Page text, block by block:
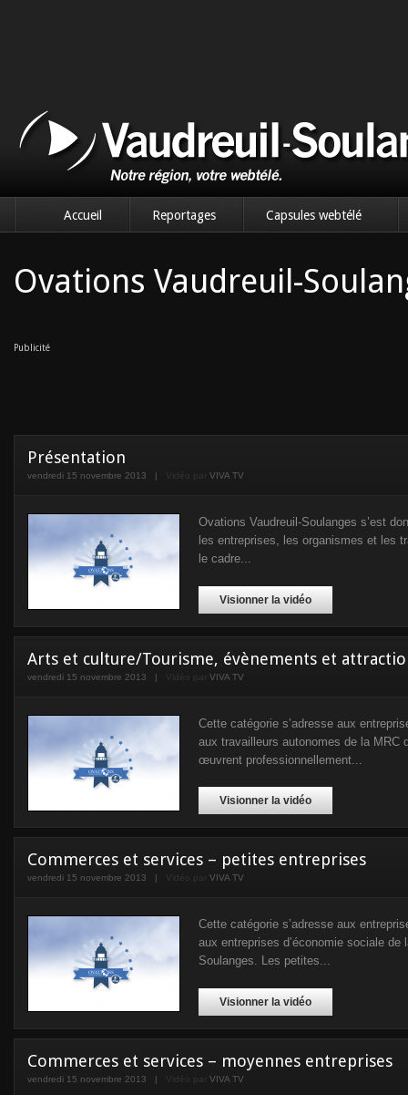
Accueil Reportages Capsules webtélé
Ovations Vaudreuil-
Publicité
Présentation
vendredi 15 novembre 2013 | Vidéo par VIVA TV
Ovations Vaudreuil-Soulanges s’est
les entreprises, les organismes et les
le cadre...
Visionner la vidéo
Arts et culture/Tourisme, évènements et
vendredi 15 novembre 2013 | Vidéo par VIVA TV
Cette catégorie s’adresse aux
aux travailleurs autonomes de la MRC
œuvrent profes­sionnellement...
Visionner la vidéo
Commerces et services – petites entreprises
vendredi 15 novembre 2013 | Vidéo par VIVA TV
Cette catégorie s’adresse aux
aux entreprises d’économie sociale de
Soulanges. Les petites...
Visionner la vidéo
Commerces et services – moyennes entreprises
vendredi 15 novembre 2013 | Vidéo par VIVA TV